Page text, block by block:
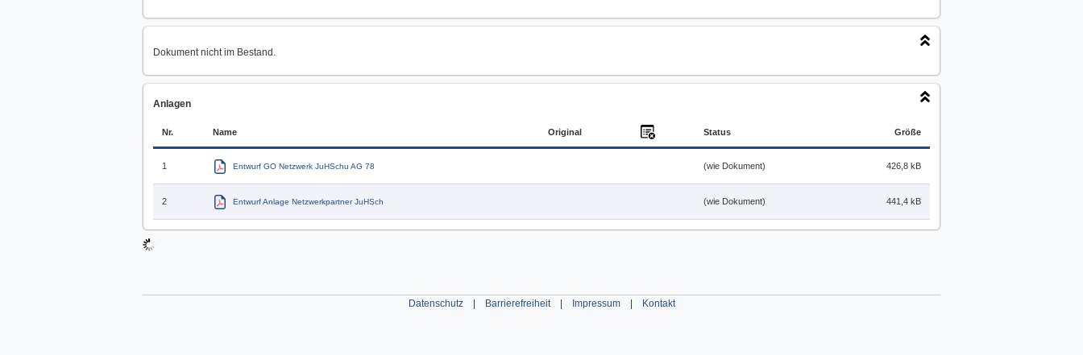
Dokument nicht im Bestand.
Anlagen
Nr.
Name Original Status Größe
1 Entwurf GO Netzwerk JuHSchu AG 78 (wie Dokument) 426,8 kB
2 Entwurf Anlage Netzwerkpartner JuHSch (wie Dokument) 441,4 kB
Datenschutz | Barrierefreiheit | Impressum | Kontakt